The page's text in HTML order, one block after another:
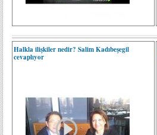
Halkla ilişkiler nedir? Salim Kadıbeşegil
cevaplıyor